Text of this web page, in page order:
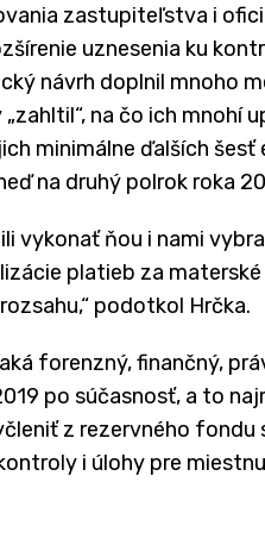
zastupiteľstva i
uznesenia ku
návrh doplnil mnoho
na čo ich mnohí
minimálne ďalších
na druhý polrok roka
vykonať ňou i nami
platieb za
podotkol Hrčka.
forenzný, finančný,
po súčasnosť, a to
z rezervného fondu
i úlohy pre